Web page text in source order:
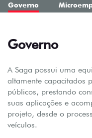
Governo
Governo
A Saga possui uma
altamente capacitados
públicos, prestando
suas aplicações e
projeto, desde o
veículos.